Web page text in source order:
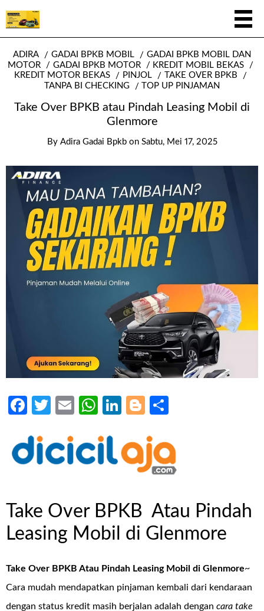
ADIRA GADAI BPKB MOBIL
GADAI BPKB MOBIL DAN
MOTOR
GADAI BPKB MOTOR
KREDIT MOBIL BEKAS
KREDIT MOTOR BEKAS
PINJOL
TAKE OVER BPKB
TANPA BI CHECKING
TOP UP PINJAMAN
Take Over BPKB atau Pindah Leasing Mobil di
Glenmore
By Adira Gadai Bpkb on Sabtu, Mei 17, 2025
Facebook
Twitter
EmailWhatsApp
LinkedIn
Blogger
Take Over BPKB Atau Pindah
Leasing Mobil di Glenmore
Take Over BPKB Atau Pindah Leasing Mobil di Glenmore~
Cara mudah mendapatkan pinjaman kembali dari kendaraan
dengan status kredit masih berjalan adalah dengan cara take